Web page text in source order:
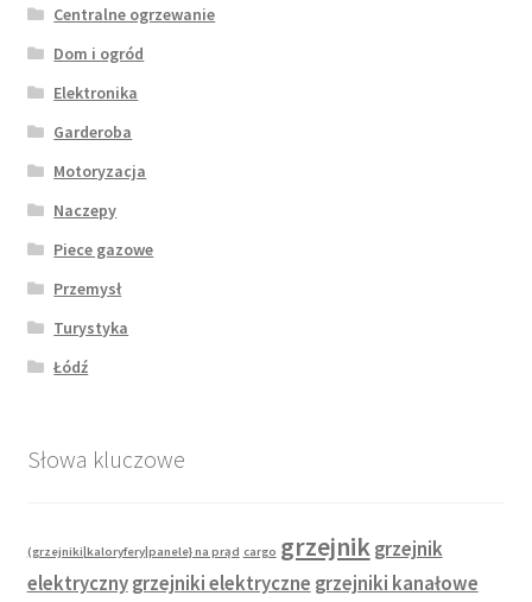
Centralne ogrzewanie
Dom i ogród
Elektronika
Garderoba
Motoryzacja
Naczepy
Piece gazowe
Przemysł
Turystyka
Łódź
Słowa kluczowe
(grzejniki|kaloryfery|panele} na prąd cargo grzejnik grzejnik
elektryczny grzejniki elektryczne grzejniki kanałowe